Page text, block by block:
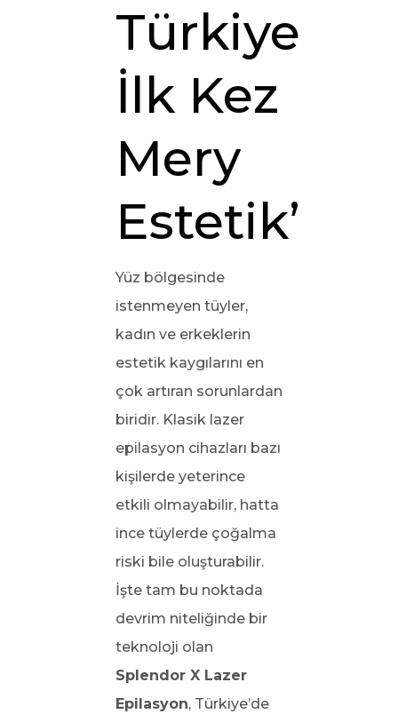
Türkiye’de
İlk Kez
Mery
Estetik’te
Yüz bölgesinde
istenmeyen tüyler,
kadın ve erkeklerin
estetik kaygılarını en
çok artıran sorunlardan
biridir. Klasik lazer
epilasyon cihazları bazı
kişilerde yeterince
etkili olmayabilir, hatta
ince tüylerde çoğalma
riski bile oluşturabilir.
İşte tam bu noktada
devrim niteliğinde bir
teknoloji olan
Splendor X Lazer
Epilasyon, Türkiye’de